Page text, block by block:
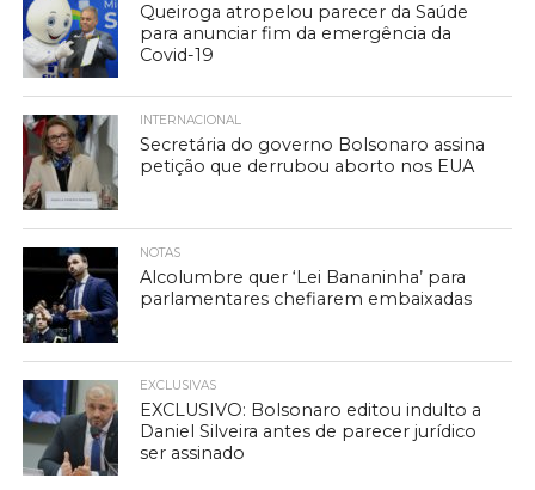
Queiroga atropelou parecer da Saúde
para anunciar fim da emergência da
Covid-19
INTERNACIONAL
Secretária do governo Bolsonaro assina
petição que derrubou aborto nos EUA
NOTAS
Alcolumbre quer ‘Lei Bananinha’ para
parlamentares chefiarem embaixadas
EXCLUSIVAS
EXCLUSIVO: Bolsonaro editou indulto a
Daniel Silveira antes de parecer jurídico
ser assinado